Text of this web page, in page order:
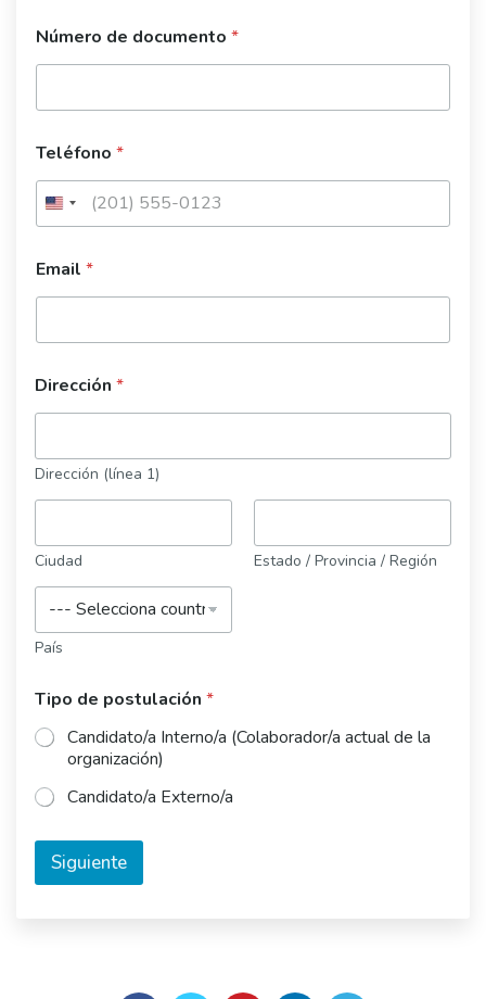
Número de documento *
Teléfono *
Email *
Dirección *
Dirección (línea 1)
Ciudad Estado / Provincia / Región
País
Tipo de postulación *
Candidato/a Interno/a (Colaborador/a actual de la
organización)
Candidato/a Externo/a
Siguiente